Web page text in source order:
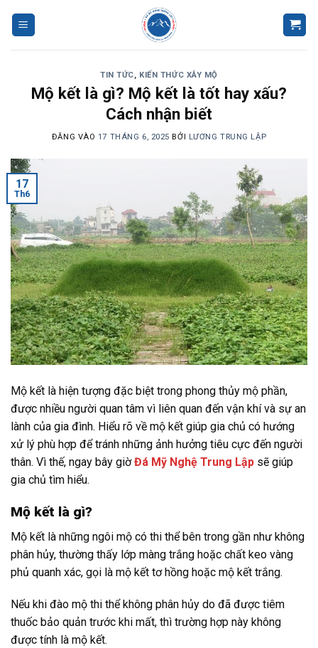
TIN TỨC, KIẾN THỨC XÂY MỘ
Mộ kết là gì? Mộ kết là tốt hay xấu?
Cách nhận biết
ĐĂNG VÀO 17 THÁNG 6, 2025 BỞI LƯƠNG TRUNG LẬP
17
Th6
Mộ kết là hiện tượng đặc biệt trong phong thủy mộ phần,
được nhiều người quan tâm vì liên quan đến vận khí và sự an
lành của gia đình. Hiểu rõ về mộ kết giúp gia chủ có hướng
xử lý phù hợp để tránh những ảnh hưởng tiêu cực đến người
thân. Vì thế, ngay bây giờĐá Mỹ Nghệ Trung Lập sẽ giúp
gia chủ tìm hiểu.
Mộ kết là gì?
Mộ kết là những ngôi mộ có thi thể bên trong gần như không
phân hủy, thường thấy lớp màng trắng hoặc chất keo vàng
phủ quanh xác, gọi là mộ kết tơ hồng hoặc mộ kết trắng.
Nếu khi đào mộ thi thể không phân hủy do đã được tiêm
thuốc bảo quản trước khi mất, thì trường hợp này không
được tính là mộ kết.